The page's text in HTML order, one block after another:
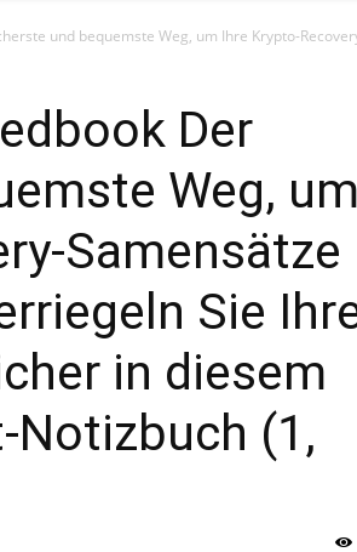
und bequemste Weg, um Ihre Krypto-
Der
Weg, um
Samensätze
Sie
in diesem
Notizbuch (1,